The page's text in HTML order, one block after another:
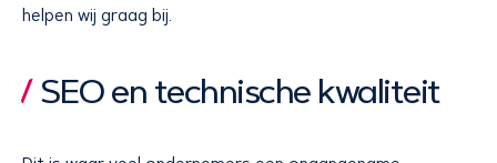
helpen wij graag bij.
SEO en technische kwaliteit